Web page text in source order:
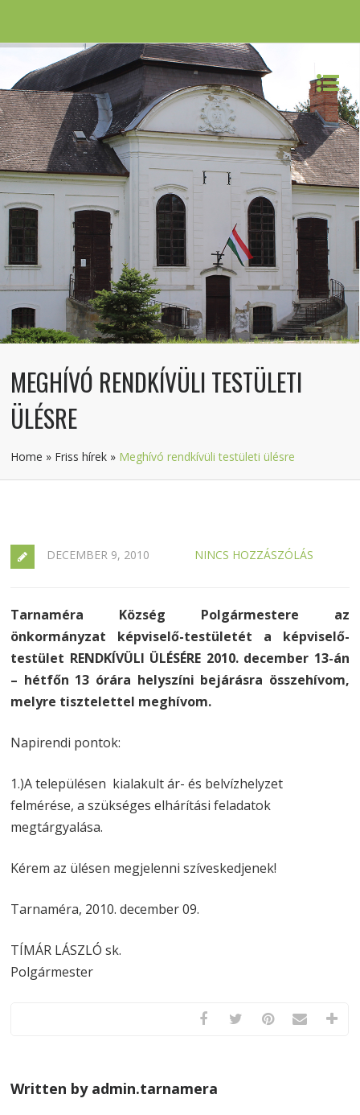
MEGHÍVÓ RENDKÍVÜLI TESTÜLETI
ÜLÉSRE
Home » Friss hírek » Meghívó rendkívüli testületi ülésre
DECEMBER 9, 2010 NINCS HOZZÁSZÓLÁS
Tarnaméra Község Polgármestere az
önkormányzat képviselő-testületét a képviselő-
testület RENDKÍVÜLI ÜLÉSÉRE 2010. december 13-án
– hétfőn 13 órára helyszíni bejárásra összehívom,
melyre tisztelettel meghívom.
Napirendi pontok:
1.)A településen kialakult ár- és belvízhelyzet
felmérése, a szükséges elhárítási feladatok
megtárgyalása.
Kérem az ülésen megjelenni szíveskedjenek!
Tarnaméra, 2010. december 09.
TÍMÁR LÁSZLÓ sk.
Polgármester
Written by admin.tarnamera